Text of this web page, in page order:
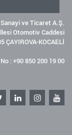
ve Ticaret A.Ş.
Otomotiv Caddesi
ÇAYIROVA-KOCAELİ
: +90 850 200 19 00